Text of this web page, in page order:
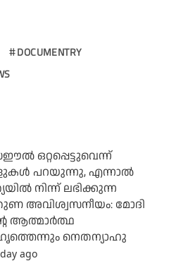
DOCUMENTRY
ഒറ്റപ്പെട്ടുവെന്ന്
പറയുന്നു, എന്നാല്‍
നിന്ന് ലഭിക്കുന്ന
അവിശ്വസനീയം: മോദി
ആത്മാര്‍ത്ഥ
നെതന്യാഹു
ago